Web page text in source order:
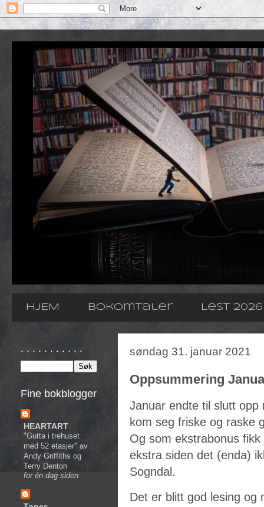
HJEM Bokomtaler Lest 2026
søndag 31. januar 2021
Oppsummering
Januar endte til slutt opp
kom seg friske og raske
Og som ekstrabonus
ekstra siden det (enda)
Sogndal.
Det er blitt god lesing og
. . . . . . . . . . .
Fine bokblogger
HEARTART
"Gutta i trehuset
med 52 etasjer" av
Andy Griffiths og
Terry Denton
for én dag siden